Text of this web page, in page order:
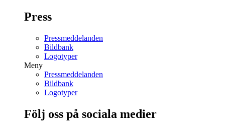
Press
Pressmeddelanden
Bildbank
Logotyper
Meny
Pressmeddelanden
Bildbank
Logotyper
Följ oss på sociala medier